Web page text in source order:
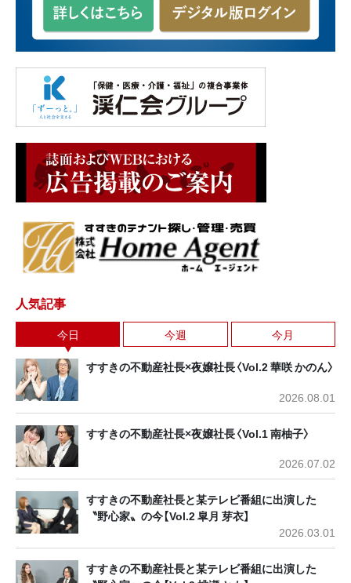
人気記事
今日 今週 今月
すすきの不動産社長×夜嬢社長〈Vol.2 華咲 かのん〉
2026.08.01
すすきの不動産社長×夜嬢社長〈Vol.1 南柚子〉
2026.07.02
すすきの不動産社長と某テレビ番組に出演した
〝野心家〟の今【Vol.2 皐月 芽衣】
2026.03.01
すすきの不動産社長と某テレビ番組に出演した